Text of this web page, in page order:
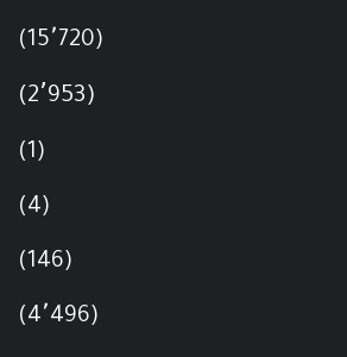
(15٬720)
(2٬953)
(1)
(4)
(146)
(4٬496)